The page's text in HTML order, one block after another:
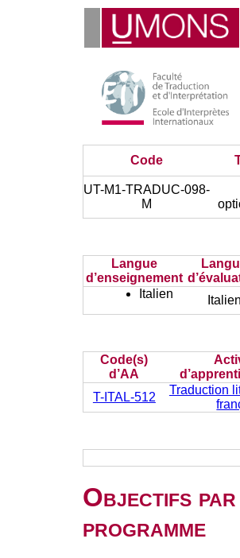
Code
UT-M1-TRADUC-098-
M
Langue
d’enseignement
Italien
Italien
Code(s)
d’AA
T-ITAL-512
Traduction
Objectifs par
programme